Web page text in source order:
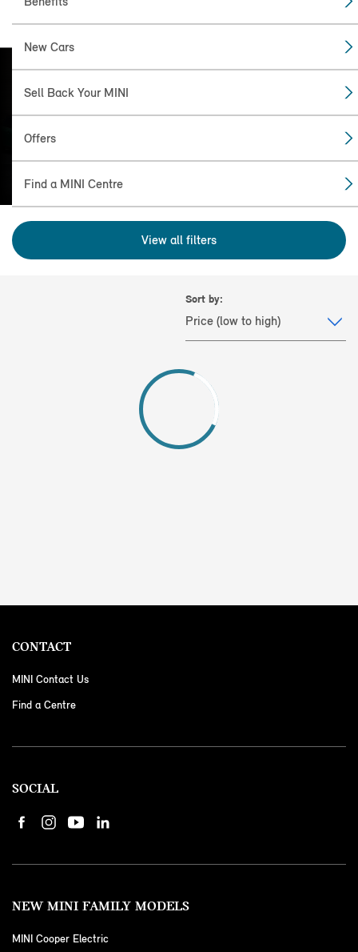
New Cars
Sell Back Your MINI
Offers
Find a MINI Centre
FIND THE
MINI FOR YOU
View all filters
Sort by:
CONTACT
MINI Contact Us
Find a Centre
SOCIAL
NEW MINI FAMILY MODELS
MINI Cooper Electric